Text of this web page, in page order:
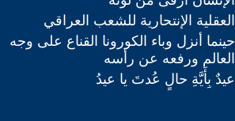
العقلية الإنتحارية للشعب العراقي
حينما أنزل وباء الكورونا القناع على وجه
العالم ورفعه عن رأسه
عيدٌ بِأَيَّةِ حالٍ عُدتَ يا عيدُ